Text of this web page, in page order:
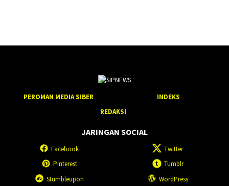
PEROMAN MEDIA SIBER
INDEKS
REDAKSI
JARINGAN SOCIAL
Facebook
Twitter
Pinterest
Tumblr
Stumbleupon
WordPress